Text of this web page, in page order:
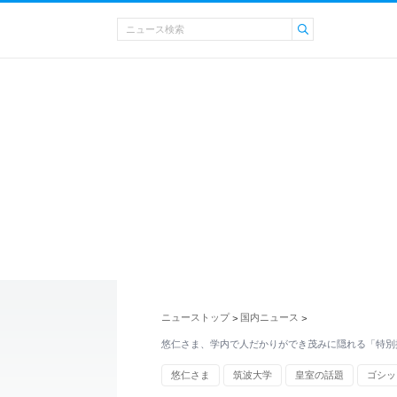
ニューストップ > 国内ニュース >
悠仁さま、学内で人だかりができ茂みに隠れる「特
悠仁さま 筑波大学 皇室の話題 ゴシ